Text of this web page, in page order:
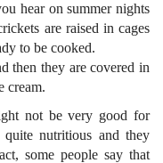
hear on summer nights
are raised in cages
to be cooked.
then they are covered in
cream.
not be very good for
nutritious and they
some people say that